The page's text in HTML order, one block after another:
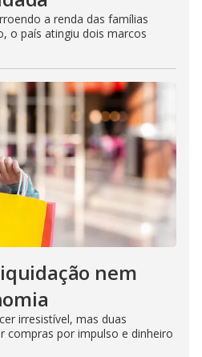
a renda das famílias
o país atingiu dois marcos
nem
irresistível, mas duas
compras por impulso e dinheiro